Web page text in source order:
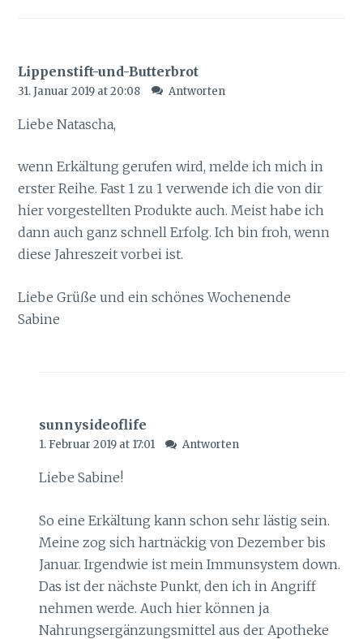
Lippenstift-und-Butterbrot
31. Januar 2019 at 20:08 Antworten
Liebe Natascha,
wenn Erkältung gerufen wird, melde ich mich in
erster Reihe. Fast 1 zu 1 verwende ich die von dir
hier vorgestellten Produkte auch. Meist habe ich
dann auch ganz schnell Erfolg. Ich bin froh, wenn
diese Jahreszeit vorbei ist.
Liebe Grüße und ein schönes Wochenende
Sabine
sunnysideoflife
1. Februar 2019 at 17:01 Antworten
Liebe Sabine!
So eine Erkältung kann schon sehr lästig sein.
Meine zog sich hartnäckig von Dezember bis
Januar. Irgendwie ist mein Immunsystem down.
Das ist der nächste Punkt, den ich in Angriff
nehmen werde. Auch hier können ja
Nahrungsergänzungsmittel aus der Apotheke